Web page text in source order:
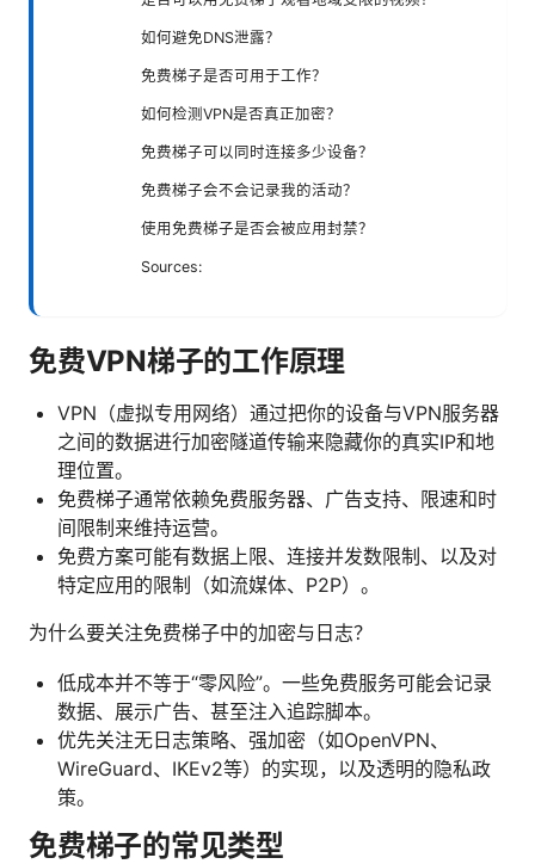
如何避免DNS泄露？
免费梯子是否可用于工作？
如何检测VPN是否真正加密？
免费梯子可以同时连接多少设备？
免费梯子会不会记录我的活动？
使用免费梯子是否会被应用封禁？
Sources:
免费VPN梯子的工作原理
VPN（虚拟专用网络）通过把你的设备与VPN服务器
之间的数据进行加密隧道传输来隐藏你的真实IP和地
理位置。
免费梯子通常依赖免费服务器、广告支持、限速和时
间限制来维持运营。
免费方案可能有数据上限、连接并发数限制、以及对
特定应用的限制（如流媒体、P2P）。
为什么要关注免费梯子中的加密与日志？
低成本并不等于“零风险”。一些免费服务可能会记录
数据、展示广告、甚至注入追踪脚本。
优先关注无日志策略、强加密（如OpenVPN、
WireGuard、IKEv2等）的实现，以及透明的隐私政
策。
免费梯子的常见类型